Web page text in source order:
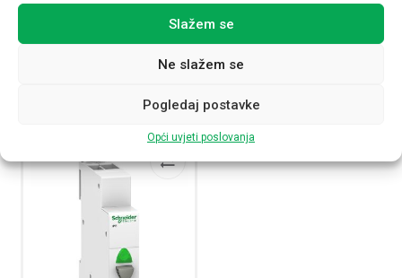
Slažem se
Ne slažem se
Pogledaj postavke
Opći uvjeti poslovanja
Raspoloživost:
Sklopnik instalacijski iCT25A, 1P, 25A, 1NO, 230...240V
Raspoloživost:
Tipkalo Acti9 iPB,